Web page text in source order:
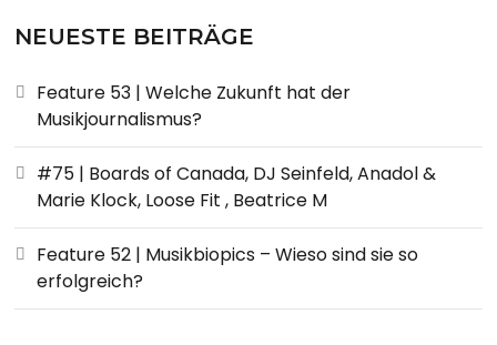
NEUESTE BEITRÄGE
Feature 53 | Welche Zukunft hat der
Musikjournalismus?
#75 | Boards of Canada, DJ Seinfeld, Anadol &
Marie Klock, Loose Fit , Beatrice M
Feature 52 | Musikbiopics – Wieso sind sie so
erfolgreich?